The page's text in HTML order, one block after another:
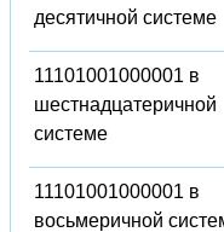
десятичной системе
11101001000001 в
шестнадцатеричной
системе
11101001000001 в
восьмеричной